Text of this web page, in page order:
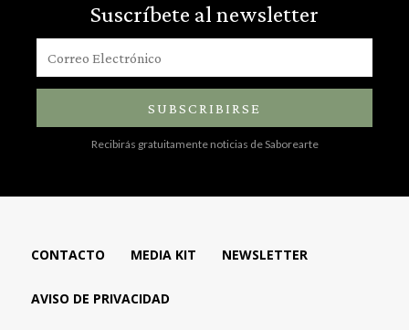
Suscríbete al newsletter
SUBSCRIBIRSE
Recibirás gratuitamente noticias de Saborearte
CONTACTO MEDIA KIT NEWSLETTER
AVISO DE PRIVACIDAD